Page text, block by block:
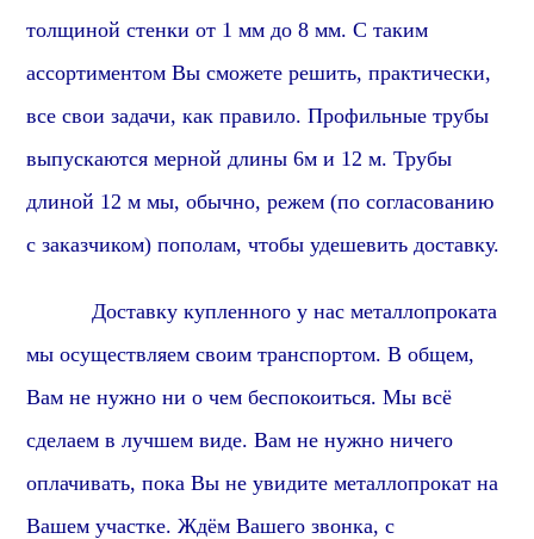
толщиной стенки от 1 мм до 8 мм. С таким
ассортиментом Вы сможете решить, практически,
все свои задачи,как правило. Профильные трубы
выпускаются мерной длины 6м и 12 м. Трубы
длиной 12 м мы, обычно, режем (по согласованию
с заказчиком) пополам, чтобы удешевить доставку.
Доставку купленного у нас металлопроката
мы осуществляем своим транспортом.В общем,
Вам не нужно ни о чем беспокоиться. Мы всё
сделаем в лучшем виде. Вам не нужно ничего
оплачивать, пока Вы не увидите металлопрокат на
Вашем участке. Ждём Вашего звонка, с